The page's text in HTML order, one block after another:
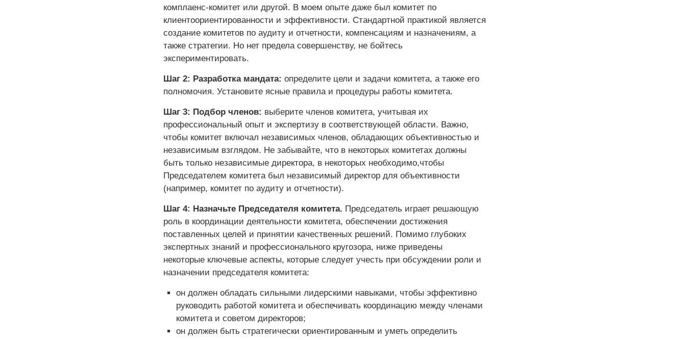
комплаенс-комитет или другой. В моем опыте даже был комитет по
клиентоориентированности и эффективности. Стандартной практикой является
создание комитетов по аудиту и отчетности, компенсациям и назначениям, а
также стратегии. Но нет предела совершенству, не бойтесь
экспериментировать.
Шаг 2: Разработка мандата: определите цели и задачи комитета, а также его
полномочия. Установите ясные правила и процедуры работы комитета.
Шаг 3: Подбор членов: выберите членов комитета, учитывая их
профессиональный опыт и экспертизу в соответствующей области. Важно,
чтобы комитет включал независимых членов, обладающих объективностью и
независимым взглядом. Не забывайте, что в некоторых комитетах должны
быть только независимые директора, в некоторых необходимо,чтобы
Председателем комитета был независимый директор для объективности
(например, комитет по аудиту и отчетности).
Шаг 4: Назначьте Председателя комитета. Председатель играет решающую
роль в координации деятельности комитета, обеспечении достижения
поставленных целей и принятии качественных решений. Помимо глубоких
экспертных знаний и профессионального кругозора, ниже приведены
некоторые ключевые аспекты, которые следует учесть при обсуждении роли и
назначении председателя комитета:
он должен обладать сильными лидерскими навыками, чтобы эффективно
руководить работой комитета и обеспечивать координацию между членами
комитета и советом директоров;
он должен быть стратегически ориентированным и уметь определить